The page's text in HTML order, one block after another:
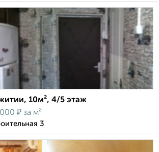
10м², 4/5 этаж
₽ за м²
3